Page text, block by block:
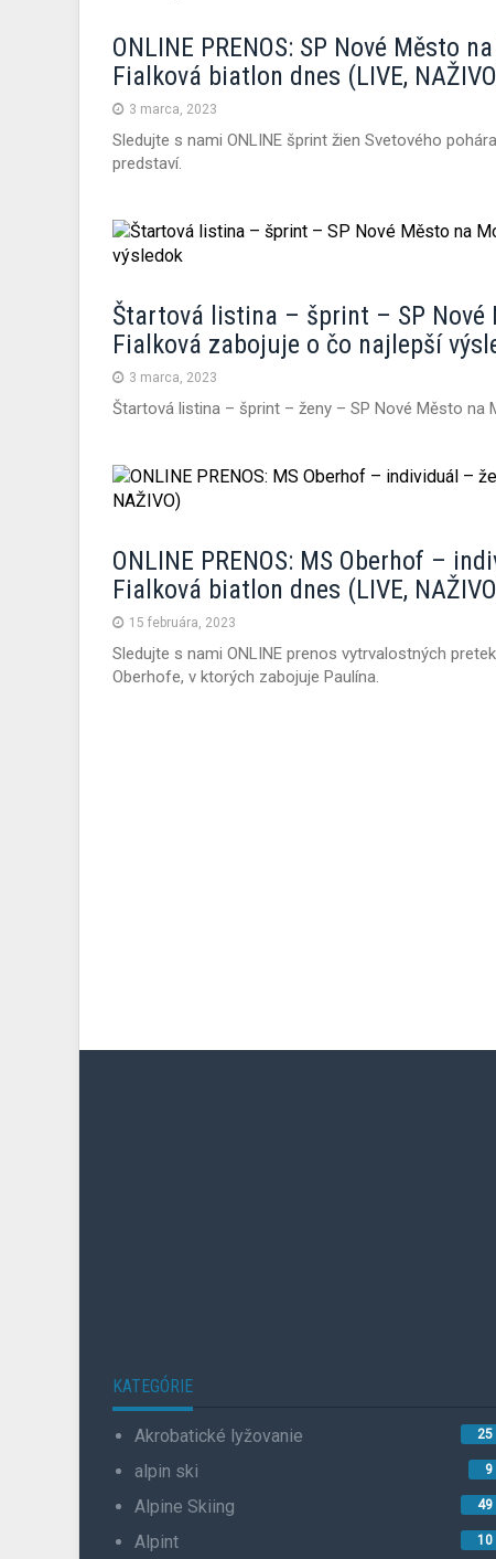
ONLINE PRENOS: SP Nové Město
Fialková biatlon dnes (LIVE,
3 marca, 2023
Sledujte s nami ONLINE šprint žien Svetového
predstaví.
Štartová listina – šprint – SP Nové
Fialková zabojuje o čo najlepší
3 marca, 2023
Štartová listina – šprint – ženy – SP Nové Město na
ONLINE PRENOS: MS Oberhof –
Fialková biatlon dnes (LIVE,
15 februára, 2023
Sledujte s nami ONLINE prenos vytrvalostných
Oberhofe, v ktorých zabojuje Paulína.
KATEGÓRIE
Akrobatické lyžovanie 25
alpin ski 9
Alpine Skiing 49
Alpint 10